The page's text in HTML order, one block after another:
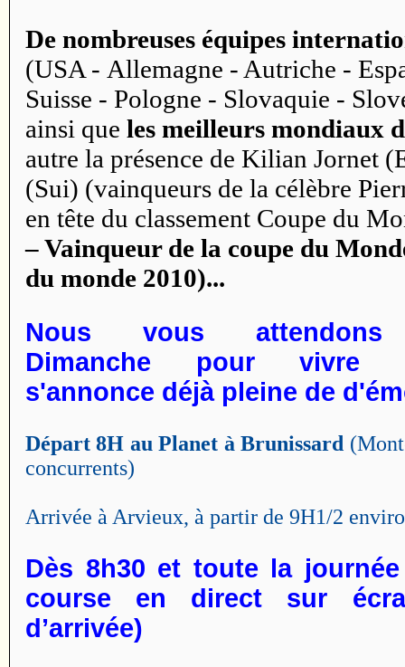
De nombreuses équipes
(USA - Allemagne - Autriche -
Suisse - Pologne - Slovaquie -
ainsi que les meilleurs mondiaux
autre la présence de Kilian Jornet
(Sui) (vainqueurs de la célèbre
en tête du classement Coupe du
– Vainqueur de la coupe du
du monde 2010)...
Nous vous
Dimanche pour vivre
s'annonce déjà pleine de
Départ 8H au Planet à Brunissard (
concurrents)
Arrivée à Arvieux, à partir de 9H1/2
Dès 8h30 et toute la
course en direct sur
d’arrivée)